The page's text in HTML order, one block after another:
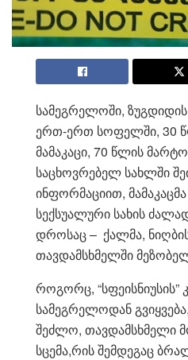
სამეგრელოში,
ერთ-ერთ სოფელში, 30
მამაკაცი, 70 წლის
საცხოვრებელ სახლში
ინფორმაციით,
სექსუალური სახის
დროსაც – ქალმა,
თავდამსხმელში
როგორც,
სამეგრელოდან
შეძლო, თავდამსხმელი
სცემა,რის შემდეგაც